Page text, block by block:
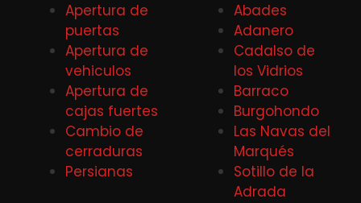
Apertura de
puertas
Apertura de
vehiculos
Apertura de
cajas fuertes
Cambio de
cerraduras
Persianas
Abades
Adanero
Cadalso de
los Vidrios
Barraco
Burgohondo
Las Navas del
Marqués
Sotillo de la
Adrada